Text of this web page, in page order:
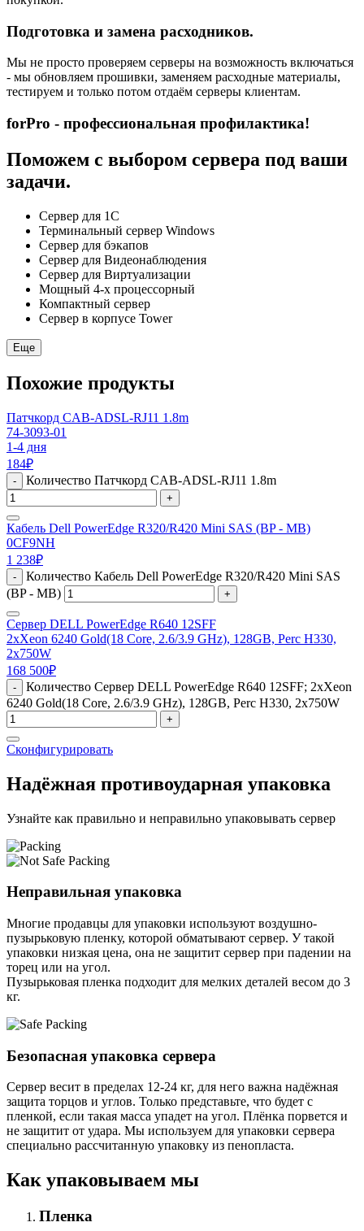
Подготовка и замена расходников.
Мы не просто проверяем серверы на возможность включаться
- мы обновляем прошивки, заменяем расходные материалы,
тестируем и только потом отдаём серверы клиентам.
forPro - профессиональная профилактика!
Поможем с выбором сервера под ваши
задачи.
Сервер для 1С
Терминальный сервер Windows
Сервер для бэкапов
Сервер для Видеонаблюдения
Сервер для Виртуализации
Мощный 4-х процессорный
Компактный сервер
Сервер в корпусе Tower
Еще
Похожие продукты
Патчкорд CAB-ADSL-RJ11 1.8m
74-3093-01
1-4 дня
184₽
- Количество Патчкорд CAB-ADSL-RJ11 1.8m
+
Кабель Dell PowerEdge R320/R420 Mini SAS (BP - MB)
0CF9NH
1 238₽
-
Количество Кабель Dell PowerEdge R320/R420 Mini SAS
(BP - MB)
+
Сервер DELL PowerEdge R640 12SFF
2xXeon 6240 Gold(18 Core, 2.6/3.9 GHz), 128GB, Perc H330,
2x750W
168 500₽
-
Количество Сервер DELL PowerEdge R640 12SFF; 2xXeon
6240 Gold(18 Core, 2.6/3.9 GHz), 128GB, Perc H330, 2x750W
+
Сконфигурировать
Надёжная противоударная упаковка
Узнайте как правильно и неправильно упаковывать сервер
Неправильная упаковка
Многие продавцы для упаковки используют воздушно-
пузырьковую пленку, которой обматывают сервер. У такой
упаковки низкая цена, она не защитит сервер при падении на
торец или на угол.
Пузырьковая пленка подходит для мелких деталей весом до 3
кг.
Безопасная упаковка сервера
Сервер весит в пределах 12-24 кг, для него важна надёжная
защита торцов и углов. Только представьте, что будет с
пленкой, если такая масса упадет на угол. Плёнка порвется и
не защитит от удара. Мы используем для упаковки сервера
специально расcчитанную упаковку из пенопласта.
Как упаковываем мы
Пленка